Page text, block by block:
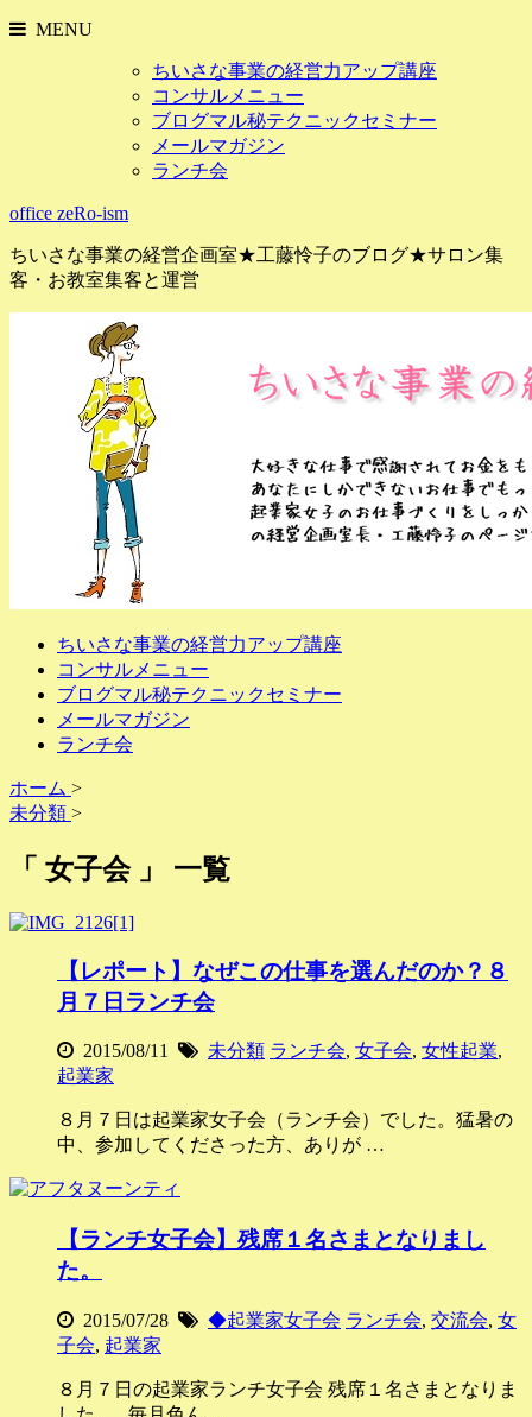
MENU
ちいさな事業の経営力アップ講座
コンサルメニュー
ブログマル秘テクニックセミナー
メールマガジン
ランチ会
office zeRo-ism
ちいさな事業の経営企画室★工藤怜子のブログ★サロン集
客・お教室集客と運営
ちいさな事業の経営力アップ講座
コンサルメニュー
ブログマル秘テクニックセミナー
メールマガジン
ランチ会
ホーム >
未分類 >
「 女子会 」 一覧
【レポート】なぜこの仕事を選んだのか？８
月７日ランチ会
2015/08/11 未分類 ランチ会, 女子会, 女性起業,
起業家
８月７日は起業家女子会（ランチ会）でした。猛暑の
中、参加してくださった方、ありが …
【ランチ女子会】残席１名さまとなりまし
た。
2015/07/28 ◆起業家女子会 ランチ会, 交流会, 女
子会, 起業家
８月７日の起業家ランチ女子会 残席１名さまとなりま